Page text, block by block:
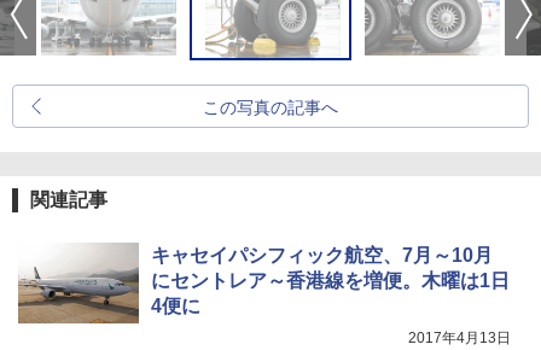
この写真の記事へ
関連記事
キャセイパシフィック航空、7月～10月
にセントレア～香港線を増便。木曜は1日
4便に
2017年4月13日